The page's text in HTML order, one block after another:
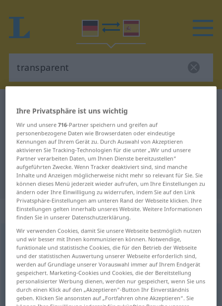
Deutsch-Spanisch Übersetzung für
"transparent"
"transparent" Spanisch
Übersetzung
„transparent“: Adjektiv
transparent [transpaˈrɛnt]adj
Übersicht aller Übersetzungen
(Für mehr Details die Übersetzung anklicken/antippen)
transparente
Ihre Privatsphäre ist uns wichtig
Wir und unsere716-Partner speichern und greifen auf
personenbezogene Daten wie Browserdaten oder eindeutige
Kennungen auf Ihrem Gerät zu. Durch Auswahl von Akzeptieren
aktivieren Sie Tracking-Technologien für die unter „Wir und unsere
Partner verarbeiten Daten, um Ihnen Dienste bereitzustellen“
aufgeführten Zwecke. Wenn Tracker deaktiviert sind, sind manche
Inhalte und Anzeigen möglicherweise nicht mehr so relevant für Sie. Sie
können dieses Menü jederzeit wieder aufrufen, um Ihre Einstellungen zu
ändern oder Ihre Einwilligung zu widerrufen, indem Sie auf den Link
Privatsphäre-Einstellungen am unteren Rand der Webseite klicken. Ihre
Einstellungen gelten innerhalb unseres Website. Weitere Informationen
finden Sie in unserer Datenschutzerklärung.
Wir verwenden Cookies, damit Sie unsere Webseite bestmöglich nutzen
und wir besser mit Ihnen kommunizieren können. Notwendige,
funktionale und statistische Cookies, die für den Betrieb der Webseite
und der statistischen Auswertung unserer Webseite erforderlich sind,
werden auf Grundlage unserer Vorauswahl immer auf Ihrem Endgerät
gespeichert. Marketing-Cookies und Cookies, die der Bereitstellung
personalisierter Werbung dienen, werden nur gespeichert, wenn Sie uns
durch einen Klick auf den „Akzeptieren“-Button Ihr Einverständnis
geben. Klicken Sie ansonsten auf „Fortfahren ohne Akzeptieren“. Sie